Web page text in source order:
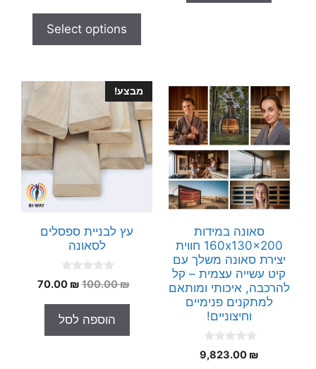
5
o
5
Select options
סאונה במידות
160x130x200 חווית
יצירת סאונה משלך עם
קיט עשייה עצמית – קל
להרכבה, איכותי ומותאם
למתקנים פנימיים
וחיצוניים!
0
o
9,823.00 ₪
מבצע!
עץ לבניית ספסלים
לסאונה
0
o
o
5
100.00₪
המחיר
היה:
100.00 ₪.
70.00 ₪
המחיר
הוספה לסל